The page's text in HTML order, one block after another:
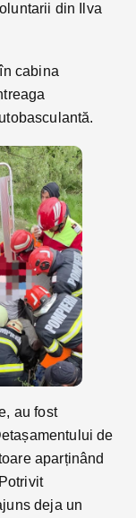
din Ilva
cabina
au fost
de
aparținând
deja un